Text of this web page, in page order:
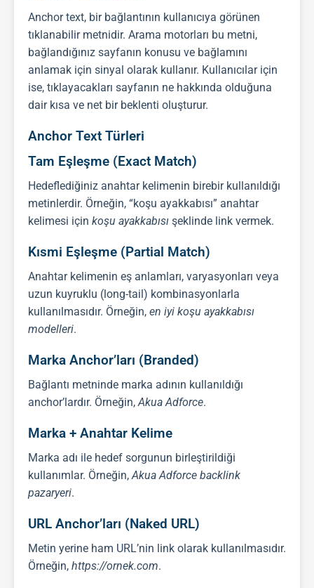
Anchor text, bir bağlantının kullanıcıya görünen
tıklanabilir metnidir. Arama motorları bu metni,
bağlandığınız sayfanın konusu ve bağlamını
anlamak için sinyal olarak kullanır. Kullanıcılar için
ise, tıklayacakları sayfanın ne hakkında olduğuna
dair kısa ve net bir beklenti oluşturur.
Anchor Text Türleri
Tam Eşleşme (Exact Match)
Hedeflediğiniz anahtar kelimenin birebir kullanıldığı
metinlerdir. Örneğin, “koşu ayakkabısı” anahtar
kelimesi için koşu ayakkabısı şeklinde link vermek.
Kısmi Eşleşme (Partial Match)
Anahtar kelimenin eş anlamları, varyasyonları veya
uzun kuyruklu (long-tail) kombinasyonlarla
kullanılmasıdır. Örneğin, en iyi koşu ayakkabısı
modelleri.
Marka Anchor’ları (Branded)
Bağlantı metninde marka adının kullanıldığı
anchor’lardır. Örneğin,Akua Adforce.
Marka + Anahtar Kelime
Marka adı ile hedef sorgunun birleştirildiği
kullanımlar. Örneğin,Akua Adforce backlink
pazaryeri.
URL Anchor’ları (Naked URL)
Metin yerine ham URL’nin link olarak kullanılmasıdır.
Örneğin, https://ornek.com.